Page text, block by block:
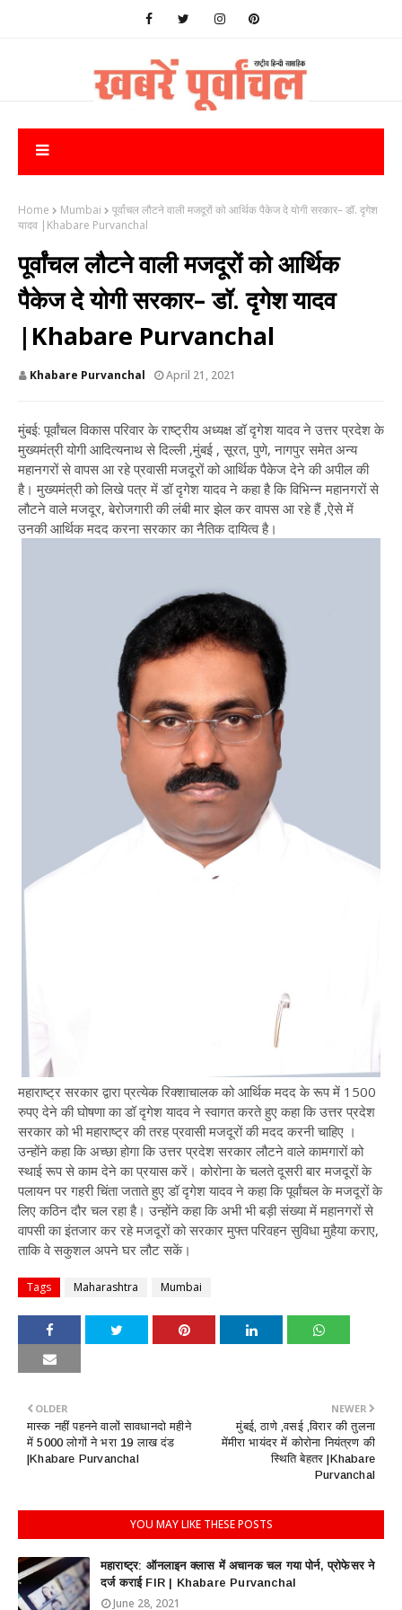
Home Mumbai
पूर्वांचल लौटने वाली मजदूरों को आर्थिक पैकेज दे योगी सरकार– डॉ. दृगेश
यादव |Khabare Purvanchal
पूर्वांचल लौटने वाली मजदूरों को आर्थिक
पैकेज दे योगी सरकार– डॉ. दृगेश यादव
|Khabare Purvanchal
Khabare Purvanchal April 21, 2021
मुंबई: पूर्वांचल विकास परिवार के राष्ट्रीय अध्यक्ष डॉ दृगेश यादव ने उत्तर प्रदेश के
मुख्यमंत्री योगी आदित्यनाथ से दिल्ली ,मुंबई , सूरत, पुणे, नागपुर समेत अन्य
महानगरों से वापस आ रहे प्रवासी मजदूरों को आर्थिक पैकेज देने की अपील की
है। मुख्यमंत्री को लिखे पत्र में डॉ दृगेश यादव ने कहा है कि विभिन्न महानगरों से
लौटने वाले मजदूर, बेरोजगारी की लंबी मार झेल कर वापस आ रहे हैं ,ऐसे में
उनकी आर्थिक मदद करना सरकार का नैतिक दायित्व है।
महाराष्ट्र सरकार द्वारा प्रत्येक रिक्शाचालक को आर्थिक मदद के रूप में 1500
रुपए देने की घोषणा का डॉ दृगेश यादव ने स्वागत करते हुए कहा कि उत्तर प्रदेश
सरकार को भी महाराष्ट्र की तरह प्रवासी मजदूरों की मदद करनी चाहिए ।
उन्होंने कहा कि अच्छा होगा कि उत्तर प्रदेश सरकार लौटने वाले कामगारों को
स्थाई रूप से काम देने का प्रयास करें। कोरोना के चलते दूसरी बार मजदूरों के
पलायन पर गहरी चिंता जताते हुए डॉ दृगेश यादव ने कहा कि पूर्वांचल के मजदूरों के
लिए कठिन दौर चल रहा है। उन्होंने कहा कि अभी भी बड़ी संख्या में महानगरों से
वापसी का इंतजार कर रहे मजदूरों को सरकार मुफ्त परिवहन सुविधा मुहैया कराए,
ताकि वे सकुशल अपने घर लौट सकें।
Tags Maharashtra Mumbai
NEWER
मुंबई, ठाणे ,वसई ,विरार की तुलना
मेंमीरा भायंदर में कोरोना नियंत्रण की
स्थिति बेहतर |Khabare
Purvanchal
OLDER
मास्क नहीं पहनने वालों सावधानदो महीने
में 5000 लोगों ने भरा 19 लाख दंड
|Khabare Purvanchal
YOU MAY LIKE THESE POSTS
महाराष्ट्र: ऑनलाइन क्लास में अचानक चल गया पोर्न, प्रोफेसर ने
दर्ज कराई FIR | Khabare Purvanchal
June 28, 2021